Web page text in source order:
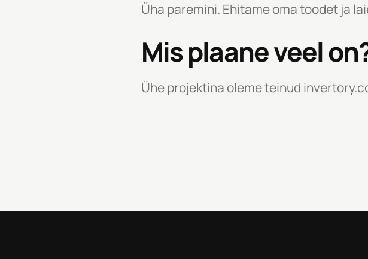
Üha paremini. Ehitame oma toodet ja
Mis plaane veel
Ühe projektina oleme teinud